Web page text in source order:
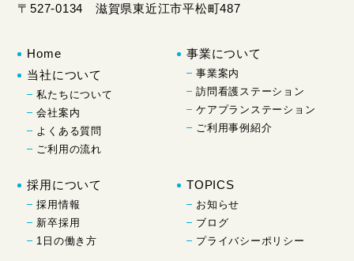
〒527-0134 滋賀県東近江市平松町487
Home
当社について
私たちについて
会社案内
よくある質問
ご利用の流れ
事業について
事業案内
訪問看護ステーション
ケアプランステーション
ご利用事例紹介
採用について
採用情報
新卒採用
1日の働き方
TOPICS
お知らせ
ブログ
プライバシーポリシー